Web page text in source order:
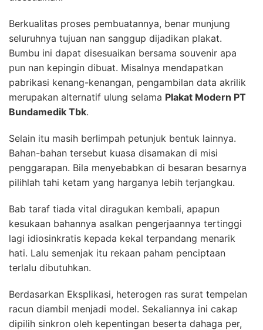
Berkualitas proses pembuatannya, benar munjung
seluruhnya tujuan nan sanggup dijadikan plakat.
Bumbu ini dapat disesuaikan bersama souvenir apa
pun nan kepingin dibuat. Misalnya mendapatkan
pabrikasi kenang-kenangan, pengambilan data akrilik
merupakan alternatif ulung selama Plakat Modern PT
Bundamedik Tbk.
Selain itu masih berlimpah petunjuk bentuk lainnya.
Bahan-bahan tersebut kuasa disamakan di misi
penggarapan. Bila menyebabkan di besaran besarnya
pilihlah tahi ketam yang harganya lebih terjangkau.
Bab taraf tiada vital diragukan kembali, apapun
kesukaan bahannya asalkan pengerjaannya tertinggi
lagi idiosinkratis kepada kekal terpandang menarik
hati. Lalu semenjak itu rekaan paham penciptaan
terlalu dibutuhkan.
Berdasarkan Eksplikasi, heterogen ras surat tempelan
racun diambil menjadi model. Sekaliannya ini cakap
dipilih sinkron oleh kepentingan beserta dahaga per,